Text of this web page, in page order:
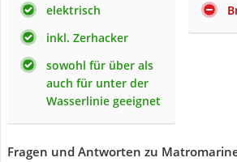
elektrisch
inkl. Zerhacker
sowohl für über als
auch für unter der
Wasserlinie geeignet
Fragen und Antworten zu